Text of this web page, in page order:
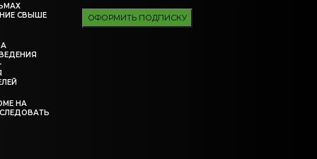
СВЫШЕ
НА
ОФОРМИТЬ ПОДПИСКУ